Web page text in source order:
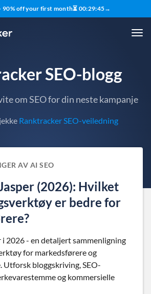
90% off your first month⏳ 00:29:44→
SEO-blogg
om SEO for din neste kampanje
Ranktracker SEO-veiledning
AV AI SEO
(2026): Hvilket
er bedre for
i 2026 - en detaljert sammenligning
for markedsførere og
Utforsk bloggskriving, SEO-
og kommersielle